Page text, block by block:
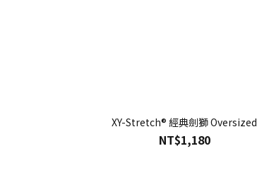
XY-Stretch® 經典劍獅 Oversized
NT$1,180